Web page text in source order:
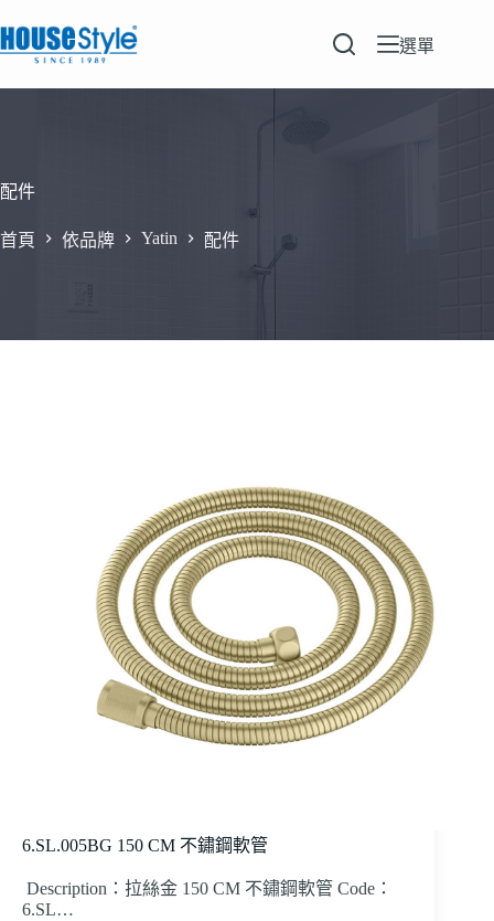
至
要
選單
配件
首頁 依品牌 Yatin 配件
6.SL.005BG 150 CM 不鏽鋼軟管
Description：拉絲金 150 CM 不鏽鋼軟管 Code：
6.SL…